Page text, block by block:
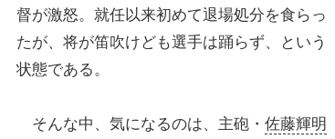
督が激怒。就任以来初めて退場処分を食らっ
たが、将が笛吹けども選手は踊らず、という
状態である。
そんな中、気になるのは、主砲・ 佐藤輝明